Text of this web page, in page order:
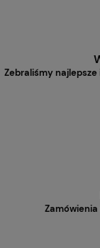
Zebraliśmy najlepsze